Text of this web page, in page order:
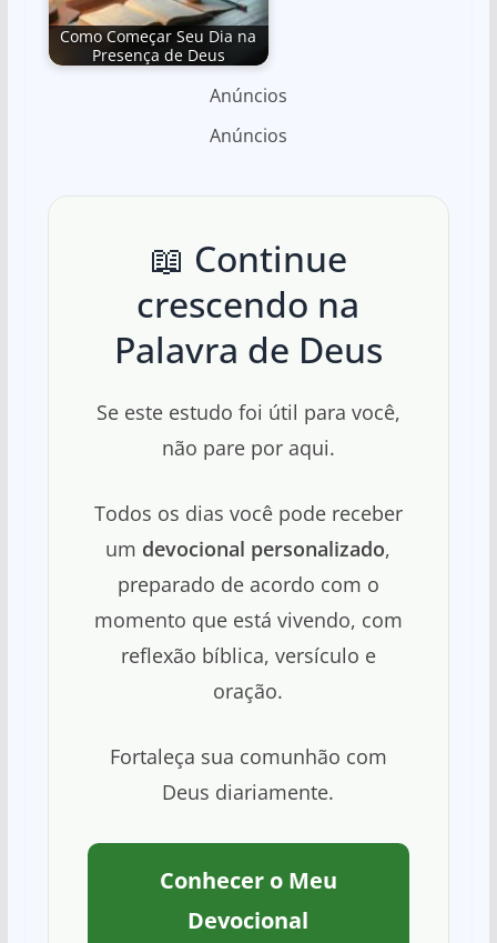
Como Começar Seu Dia na
Presença de Deus
Anúncios
Anúncios
📖 Continue
crescendo na
Palavra de Deus
Se este estudo foi útil para você,
não pare por aqui.
Todos os dias você pode receber
um devocional personalizado,
preparado de acordo com o
momento que está vivendo, com
reflexão bíblica, versículo e
oração.
Fortaleça sua comunhão com
Deus diariamente.
Conhecer o Meu
Devocional